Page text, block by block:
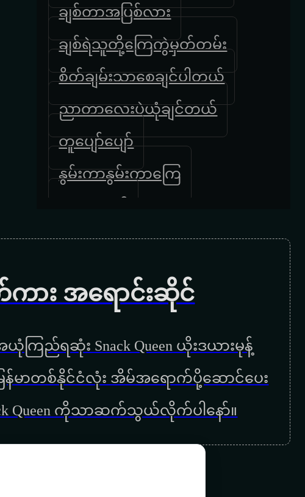
ချစ်တာအပြစ်လား
ချစ်ရဲသူတို့ကြေကွဲမှတ်တမ်း
စိတ်ချမ်းသာစေချင်ပါတယ်
ညာတာလေးပဲယုံချင်တယ်
တူပျော်ပျော်
နွမ်းကာနွမ်းကာကြေ
နေဆီပျံမည်ငှက်
တစ်သက်လုံးသတိရနေမယ်
တူနှစ်ကိုယ်တိုင်းပြည်
နေနိုင်သူလေ
နေဝင်မှာစိုးတယ်
ား အရောင်းဆိုင်
ြည်ရဆုံး Snack Queen ယိုးဒယားမုန့်
မြန်မာတစ်နိုင်ငံလုံး အိမ်အရောက်ပို့ဆောင်ပေး
Queen ကိုသာဆက်သွယ်လိုက်ပါနော်။